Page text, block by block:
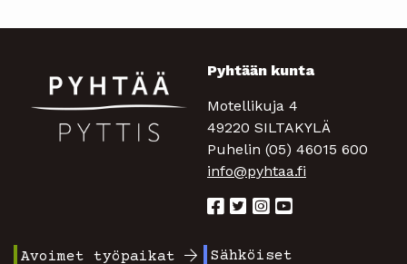
Pyhtään kunta
Motellikuja 4
49220 SILTAKYLÄ
Puhelin (05) 46015 600
info@pyhtaa.fi
Avoimet työpaikat Sähköiset